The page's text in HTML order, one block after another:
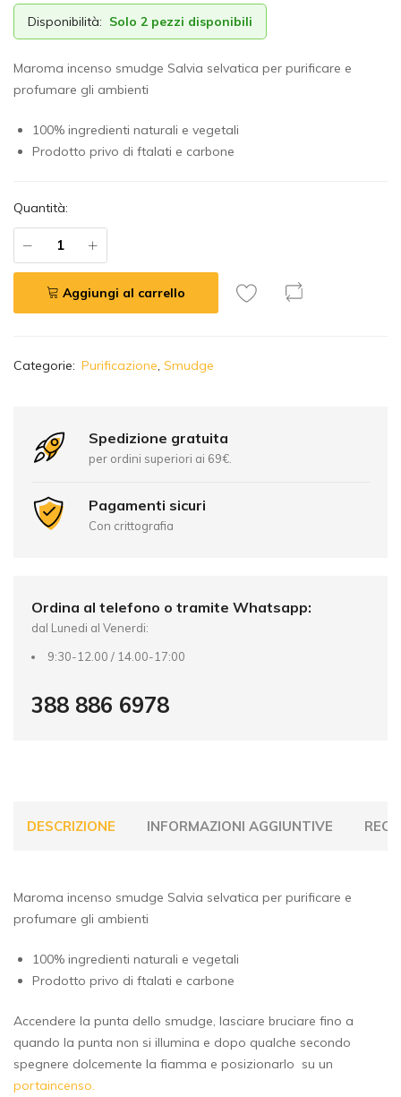
Disponibilità: Solo 2 pezzi disponibili
Maroma incenso smudge Salvia selvatica per purificare e
profumare gli ambienti
100% ingredienti naturali e vegetali
Prodotto privo di ftalati e carbone
Quantità:
Aggiungi al carrello
lCategorie: Purificazione, Smudge
Spedizione gratuita
per ordini superiori ai 69€.
Pagamenti sicuri
Con crittografia
Ordina al telefono o tramite Whatsapp:
dal Lunedi al Venerdi:
9:30-12.00 / 14.00-17:00
388 886 6978
DESCRIZIONE INFORMAZIONI AGGIUNTIVE
Maroma incenso smudge Salvia selvatica per purificare e
profumare gli ambienti
100% ingredienti naturali e vegetali
Prodotto privo di ftalati e carbone
Accendere la punta dello smudge, lasciare bruciare fino a
quando la punta non si illumina e dopo qualche secondo
spegnere dolcemente la fiamma e posizionarlo su un
portaincenso.